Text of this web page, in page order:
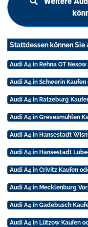
Stattdessen können Sie
Audi A4 in Rehna OT
Audi A4 in Schwerin
Audi A4 in Ratzeburg
Audi A4 in Grevesmühlen
Audi A4 in Hansestadt
Audi A4 in Hansestadt
Audi A4 in Crivitz Kaufen
Audi A4 in Mecklenburg
Audi A4 in Gadebusch
Audi A4 in Lützow Kaufen